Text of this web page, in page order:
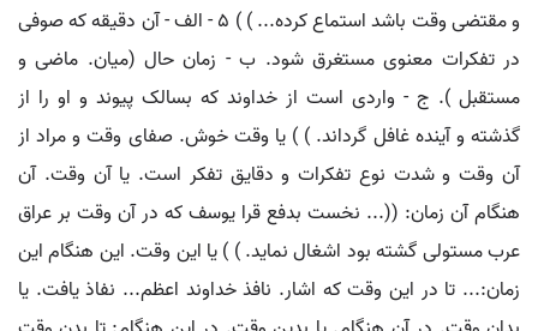
و مقتضی وقت باشد استماع کرده... ) ) ۵ - الف - آن دقیقه که صوفی
در تفکرات معنوی مستغرق شود. ب - زمان حال (میان. ماضی و
مستقبل ). ج - واردی است از خداوند که بسالک پیوند و او را از
گذشته و آینده غافل گرداند. ) ) یا وقت خوش. صفای وقت و مراد از
آن وقت و شدت نوع تفکرات و دقایق تفکر است. یا آن وقت. آن
هنگام آن زمان: ((... نخست بدفع قرا یوسف که در آن وقت بر عراق
عرب مستولی گشته بود اشغال نماید. ) ) یا این وقت. این هنگام این
زمان:... تا در این وقت که اشار. نافذ خداوند اعظم... نفاذ یافت. یا